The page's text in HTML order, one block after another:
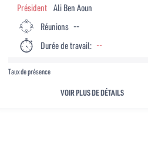
Président Ali Ben Aoun
Réunions --
Durée de travail: --
Taux de présence
VOIR PLUS DE DÉTAILS